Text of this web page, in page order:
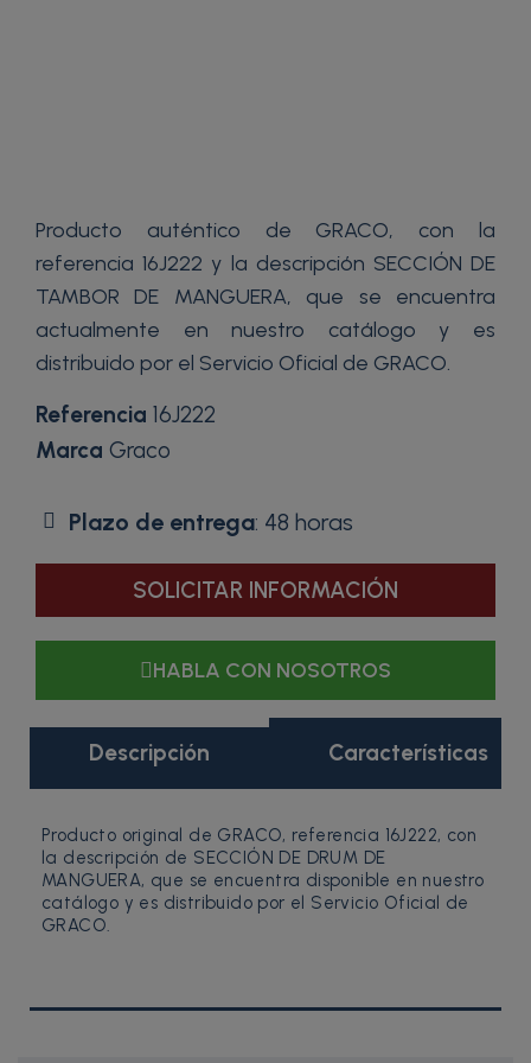
Producto auténtico de GRACO, con la
referencia 16J222 y la descripción SECCIÓN DE
TAMBOR DE MANGUERA, que se encuentra
actualmente en nuestro catálogo y es
distribuido por el Servicio Oficial de GRACO.
Referencia 16J222
Marca Graco
Plazo de entrega: 48 horas
SOLICITAR INFORMACIÓN
HABLA CON NOSOTROS
Descripción Características
Producto original de GRACO, referencia 16J222, con
la descripción de SECCIÓN DE DRUM DE
MANGUERA, que se encuentra disponible en nuestro
catálogo y es distribuido por el Servicio Oficial de
GRACO.